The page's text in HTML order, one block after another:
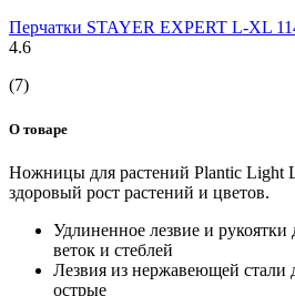
Перчатки STAYER EXPERT L-XL
4.6
(7)
О товаре
Ножницы для растений Plantic Light
здоровый рост растений и цветов.
Удлиненное лезвие и
веток и стеблей
Лезвия из нержавеющей стали
острые